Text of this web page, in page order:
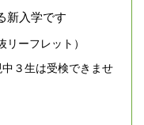
新入学です
ーフレット）
中３生は受検できませ